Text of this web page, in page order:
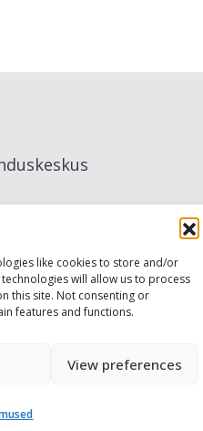
like cookies to store and/or
will allow us to process
this site. Not consenting or
features and functions.
View preferences